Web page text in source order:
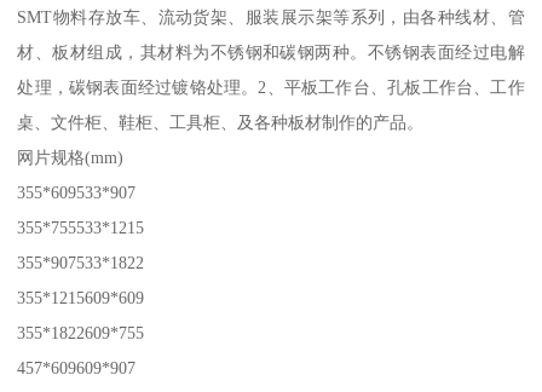
SMT物料存放车、流动货架、服装展示架等系列，由各种线材、管
材、板材组成，其材料为不锈钢和碳钢两种。不锈钢表面经过电解
处理，碳钢表面经过镀铬处理。2、平板工作台、孔板工作台、工作
桌、文件柜、鞋柜、工具柜、及各种板材制作的产品。
网片规格(mm)
355*609533*907
355*755533*1215
355*907533*1822
355*1215609*609
355*1822609*755
457*609609*907